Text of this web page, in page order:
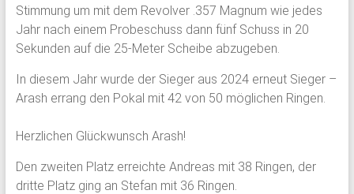
Stimmung um mit dem Revolver .357 Magnum wie jedes
Jahr nach einem Probeschuss dann fünf Schuss in 20
Sekunden auf die 25-Meter Scheibe abzugeben.
In diesem Jahr wurde der Sieger aus 2024 erneut Sieger –
Arash errang den Pokal mit 42 von 50 möglichen Ringen.
Herzlichen Glückwunsch Arash!
Den zweiten Platz erreichte Andreas mit 38 Ringen, der
dritte Platz ging an Stefan mit 36 Ringen.